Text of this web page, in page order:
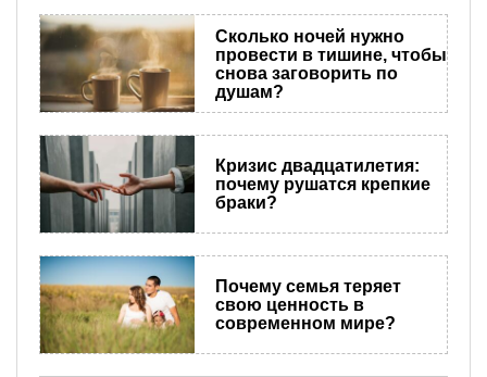
Сколько ночей нужно
провести в тишине, чтобы
снова заговорить по
душам?
Кризис двадцатилетия:
почему рушатся крепкие
браки?
Почему семья теряет
свою ценность в
современном мире?